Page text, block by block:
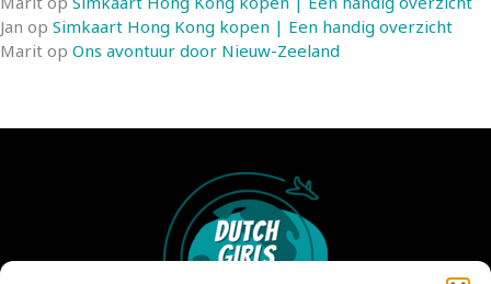
Jan op Simkaart Hong Kong kopen | Een handig overzicht
Marit op Ons avontuur door Nieuw-Zeeland